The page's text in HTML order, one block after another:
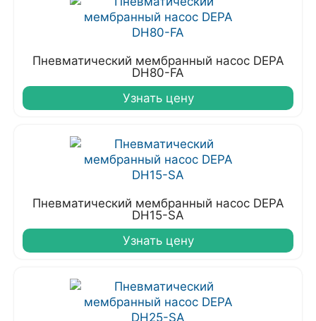
Пневматический мембранный насос DEPA
DH80-FA
Узнать цену
Пневматический мембранный насос DEPA
DH15-SA
Узнать цену